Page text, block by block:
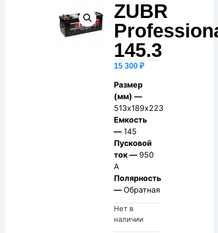
ZUBR
145.3
15 300 ₽
Размер
(мм) —
513х189х223
Емкость
— 145
Пусковой
ток — 950
А
Полярность
— Обратная
Нет в
наличии